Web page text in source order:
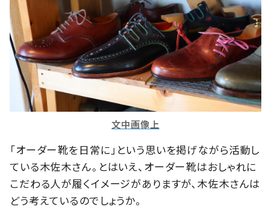
文中画像上
「オーダー靴を日常に」という思いを掲げながら活動し
ている木佐木さん。とはいえ、オーダー靴はおしゃれに
こだわる人が履くイメージがありますが、木佐木さんは
どう考えているのでしょうか。